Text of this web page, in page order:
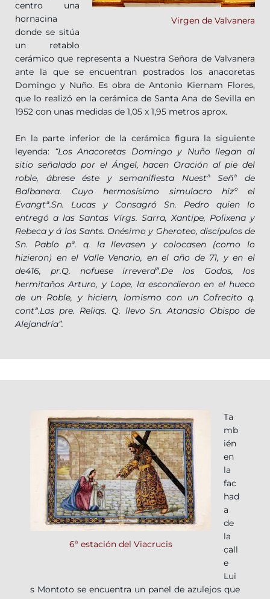
Virgen de Valvanera
centro una
hornacina
donde se sitúa
un retablo
cerámico que representa a Nuestra Señora de Valvanera
ante la que se encuentran postrados los anacoretas
Domingo y Nuño. Es obra de Antonio Kiernam Flores,
que lo realizó en la cerámica de Santa Ana de Sevilla en
1952 con unas medidas de 1,05 x 1,95 metros aprox.
En la parte inferior de la cerámica figura la siguiente
leyenda: “Los Anacoretas Domingo y Nuño llegan al
sitio señalado por el Ángel, hacen Oración al pie del
roble, ábrese éste y semanifiesta Nuestª Señª de
Balbanera. Cuyo hermosísimo simulacro hizº el
Evangtª.Sn. Lucas y Consagró Sn. Pedro quien lo
entregó a las Santas Vírgs. Sarra, Xantipe, Polixena y
Rebeca y á los Sants. Onésimo y Gheroteo, discípulos de
Sn. Pablo pª. q. la llevasen y colocasen (como lo
hizieron) en el Valle Venario, en el año de 71, y en el
de416, pr.Q. nofuese irreverdª.De los Godos, los
hermitaños Arturo, y Lope, la escondieron en el hueco
de un Roble, y hiciern, lomismo con un Cofrecito q.
contª.Las pre. Reliqs. Q. llevo Sn. Atanasio Obispo de
Alejandría”.
6ª estación del Viacrucis
Ta
mb
ién
en
la
fac
had
a
de
la
call
e
Lui
s Montoto se encuentra un panel de azulejos que